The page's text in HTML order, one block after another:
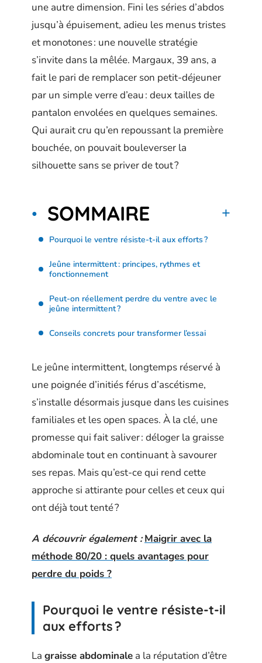
une autre dimension. Fini les séries d’abdos
jusqu’à épuisement, adieu les menus tristes
et monotones : une nouvelle stratégie
s’invite dans la mêlée. Margaux, 39 ans, a
fait le pari de remplacer son petit-déjeuner
par un simple verre d’eau : deux tailles de
pantalon envolées en quelques semaines.
Qui aurait cru qu’en repoussant la première
bouchée, on pouvait bouleverser la
silhouette sans se priver de tout ?
SOMMAIRE
Pourquoi le ventre résiste-t-il aux efforts ?
Jeûne intermittent : principes, rythmes et
fonctionnement
Peut-on réellement perdre du ventre avec le
jeûne intermittent ?
Conseils concrets pour transformer l’essai
Le jeûne intermittent, longtemps réservé à
une poignée d’initiés férus d’ascétisme,
s’installe désormais jusque dans les cuisines
familiales et les open spaces. À la clé, une
promesse qui fait saliver : déloger la graisse
abdominale tout en continuant à savourer
ses repas. Mais qu’est-ce qui rend cette
approche si attirante pour celles et ceux qui
ont déjà tout tenté ?
A découvrir également : Maigrir avec la
méthode 80/20 : quels avantages pour
perdre du poids ?
Pourquoi le ventre résiste-t-il
aux efforts ?
La graisse abdominale a la réputation d’être